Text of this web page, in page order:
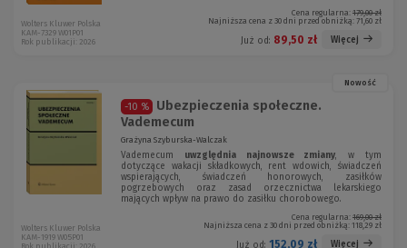
Cena regularna: 179,00 zł
Najniższa cena z 30 dni przed obniżką: 71,60 zł
Już od: 89,50 zł Więcej
Wolters Kluwer Polska
KAM-7329 W01P01
Rok publikacji: 2026
Nowość
-10 %
Ubezpieczenia społeczne.
Vademecum
Grażyna Szyburska-Walczak
Vademecum uwzględnia najnowsze zmiany, w tym
dotyczące wakacji składkowych, rent wdowich, świadczeń
wspierających, świadczeń honorowych, zasiłków
pogrzebowych oraz zasad orzecznictwa lekarskiego
mających wpływ na prawo do zasiłku chorobowego.
Cena regularna: 169,00 zł
Najniższa cena z 30 dni przed obniżką: 118,29 zł
Już od: 152,09 zł Więcej
Wolters Kluwer Polska
KAM-1919 W05P01
Rok publikacji: 2026